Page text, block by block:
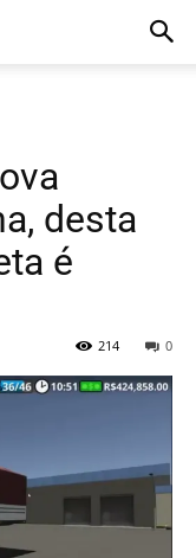
desta
é
0
214